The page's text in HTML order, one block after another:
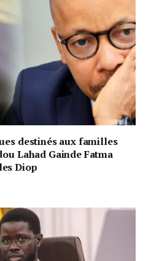
destinés aux familles
Lahad Gainde Fatma
Diop